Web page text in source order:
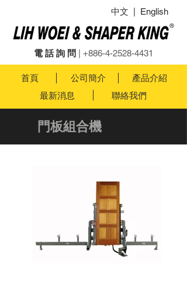
中文 English
電 話 詢 問 +886-4-2528-4431
首頁 產品介紹
公司簡介
最新消息
聯絡我們
門板組合機